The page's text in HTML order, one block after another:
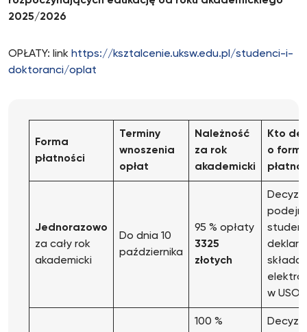
2025/2026
OPŁATY: link https://ksztalcenie.uksw.edu.pl/studenci-i-
doktoranci/oplat
Forma
płatności
Terminy
wnoszenia
opłat
Należność
za rok
akademicki
Kto
o
płatno
Jednorazowo
za cały rok
akademicki
Do dnia 10
października
95 % opłaty
3325
złotych
w USOS
100 %